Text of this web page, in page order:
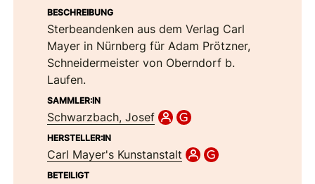
BESCHREIBUNG
Sterbeandenken aus dem Verlag Carl
Mayer in Nürnberg für Adam Prötzner,
Schneidermeister von Oberndorf b.
Laufen.
SAMMLER:IN
Schwarzbach, Josef
HERSTELLER:IN
Carl Mayer's Kunstanstalt
BETEILIGT